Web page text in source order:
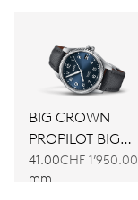
BIG CROWN
PROPILOT BIG
DATE
41.00
mm
CHF 1’950.00